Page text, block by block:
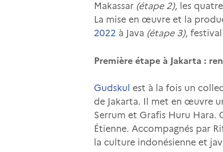
Makassar (étape 2), les
La mise en œuvre et la
2022 à Java (étape 3),
Première étape à Jakarta :
Gudskul est à la fois un
de Jakarta. Il met en œuvre
Serrum et Grafis Huru Hara.
Étienne. Accompagnés par
la culture indonésienne et